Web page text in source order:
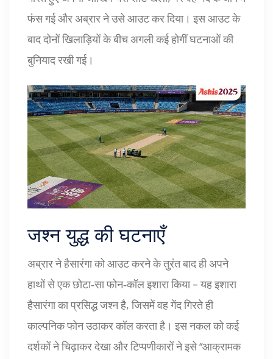
फंस गई और अब्रार ने उसे आउट कर दिया। इस आउट के
बाद दोनों खिलाड़ियों के बीच अगली कई होगीं घटनाओं की
बुनियाद रखी गई।
जश्न युद्ध की घटनाएँ
अब्रार ने हैसारंगा को आउट करने के तुरंत बाद ही अपने
हाथों से एक छोटा‑सा फोन‑कॉल इशारा किया – यह इशारा
हैसारंगा का प्रसिद्ध जश्न है, जिसमें वह गेंद गिरते ही
काल्पनिक फोन उठाकर कॉल करता है। इस नकल को कई
दर्शकों ने चिढ़ाकर देखा और टिप्पणीकारों ने इसे “आक्रामक